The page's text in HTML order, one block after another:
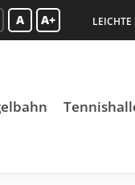
A A+ LEICHTE